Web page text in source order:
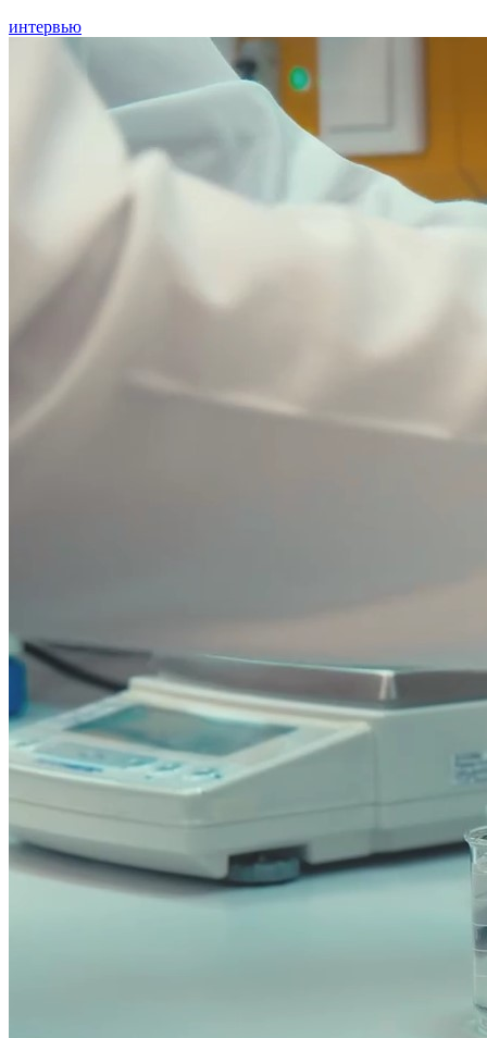
интервью